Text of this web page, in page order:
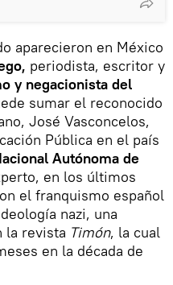
aparecieron en México
periodista, escritor y
y negacionista del
sumar el reconocido
José Vasconcelos,
Pública en el país
Autónoma de
en los últimos
el franquismo español
nazi, una
la revista Timón, la cual
en la década de